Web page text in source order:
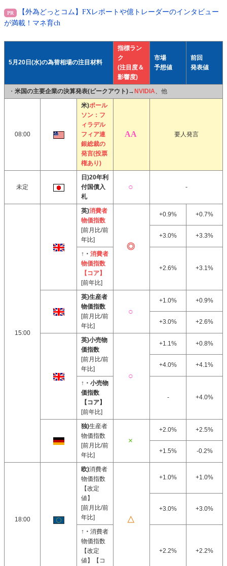
【外為どっとコム】FXレポートや億トレーダーのインタビュー
が満載！マネ育ch
5月20日(水)の為替相場の注目材料
指標ラン
ク
(注目度＆
影響度)
市場
予想値
前回
発表値
・ 米国の主要企業の決算発表(ピークアウト)→ NVIDIA、他
08:00
米)ポール
ソン：フ
ィラデル
フィア連
銀総裁の
発言(投票
権あり)
要人発言
未定
日)20年利
付国債入
札
-
15:00
英)消費者
物価指数
[前月比/前
年比]
+0.9% +0.7%
+3.0% +3.3%
↑・ 消費者
物価指数
【コア】
[前年比]
+2.6% +3.1%
英)生産者
物価指数
[前月比/前
年比]
+1.0% +0.9%
+3.0% +2.6%
英)小売物
価指数
[前月比/前
年比]
+1.1% +0.8%
+4.0% +4.1%
↑・小売物
価指数
【コア】
[前年比]
- +4.0%
独)生産者
物価指数
[前月比/前
年比]
+2.0% +2.5%
+1.5% -0.2%
18:00
欧)消費者
物価指数
【改定
値】
[前月比/前
年比]
+1.0% +1.0%
+3.0% +3.0%
↑・ 消費者
物価指数
【改定
値】【コ
+2.2% +2.2%